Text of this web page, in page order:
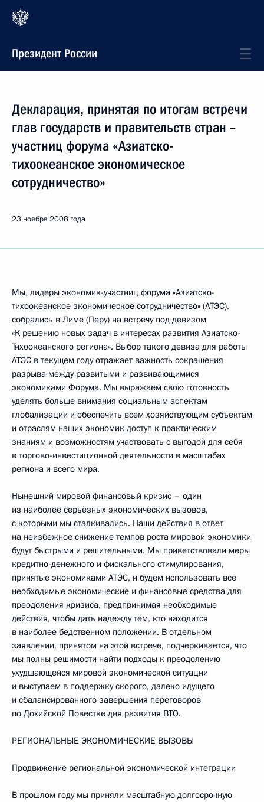
Президент России
Декларация, принятая по итогам встречи
глав государств и правительств стран –
участниц форума «Азиатско-
тихоокеанское экономическое
сотрудничество»
23 ноября 2008 года
Мы, лидеры экономик-участниц форума «Азиатско-
тихоокеанское экономическое сотрудничество» (АТЭС),
собрались в Лиме (Перу) на встречу под девизом
«К решению новых задач в интересах развития Азиатско-
Тихоокеанского региона». Выбор такого девиза для работы
АТЭС в текущем году отражает важность сокращения
разрыва между развитыми и развивающимися
экономиками Форума. Мы выражаем свою готовность
уделять больше внимания социальным аспектам
глобализации и обеспечить всем хозяйствующим субъектам
и отраслям наших экономик доступ к практическим
знаниям и возможностям участвовать с выгодой для себя
в торгово-инвестиционной деятельности в масштабах
региона и всего мира.
Нынешний мировой финансовый кризис – один
из наиболее серьёзных экономических вызовов,
с которыми мы сталкивались. Наши действия в ответ
на неизбежное снижение темпов роста мировой экономики
будут быстрыми и решительными. Мы приветствовали меры
кредитно-денежного и фискального стимулирования,
принятые экономиками АТЭС, и будем использовать все
необходимые экономические и финансовые средства для
преодоления кризиса, предпринимая необходимые
действия, чтобы дать надежду тем, кто находится
в наиболее бедственном положении. В отдельном
заявлении, принятом на этой встрече, подчеркивается, что
мы полны решимости найти подходы к преодолению
ухудшающейся мировой экономической ситуации
и выступаем в поддержку скорого, далеко идущего
и сбалансированного завершения переговоров
по Дохийской Повестке дня развития ВТО.
РЕГИОНАЛЬНЫЕ ЭКОНОМИЧЕСКИЕ ВЫЗОВЫ
Продвижение региональной экономической интеграции
В прошлом году мы приняли масштабную долгосрочную